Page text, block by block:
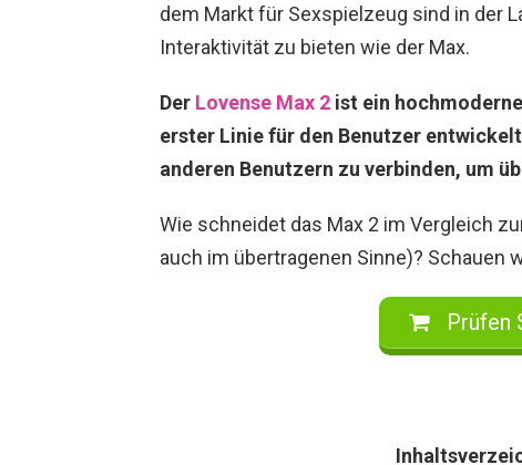
dem Markt für Sexspielzeug sind in der
Interaktivität zu bieten wie der Max.
Der Lovense Max 2 ist ein
erster Linie für den Benutzer
anderen Benutzern zu verbinden, um
Wie schneidet das Max 2 im Vergleich
auch im übertragenen Sinne)? Schauen
Prüfen